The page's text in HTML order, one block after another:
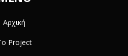
Αρχική
Project